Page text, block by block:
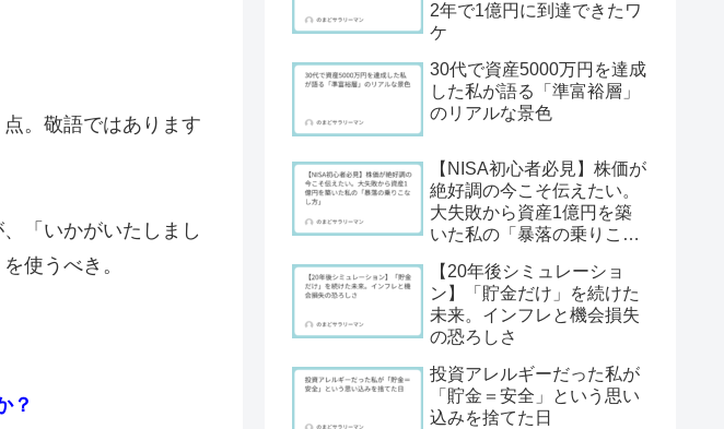
。敬語ではあります
「いかがいたしまし
使うべき。
？
2年で1億円に到達できたワ
ケ
30代で資産5000万円を達成
した私が語る「準富裕層」
のリアルな景色
【NISA初心者必見】株価が
絶好調の今こそ伝えたい。
大失敗から資産1億円を築
いた私の「暴落の乗りこな
【20年後シミュレーショ
ン】「貯金だけ」を続けた
未来。インフレと機会損失
の恐ろしさ
投資アレルギーだった私が
「貯金＝安全」という思い
込みを捨てた日